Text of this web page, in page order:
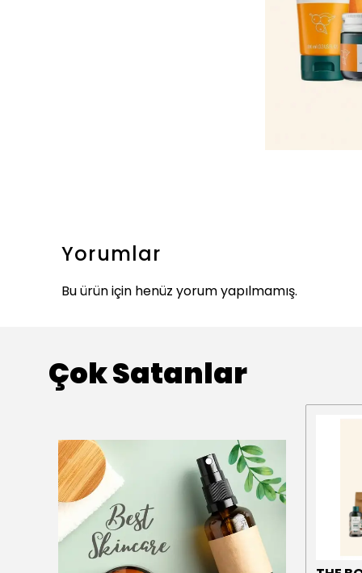
Yorumlar
Bu ürün için henüz yorum yapılmamış.
Çok Satanlar